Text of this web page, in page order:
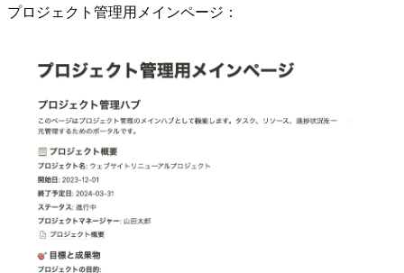
プロジェクト管理用メインページ：